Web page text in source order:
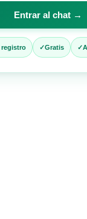
Entrar al chat →
registro Gratis